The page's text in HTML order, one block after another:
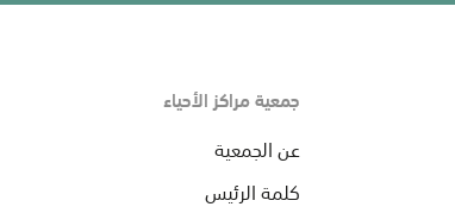
جمعية مراكز الأحياء
عن الجمعية
كلمة الرئيس